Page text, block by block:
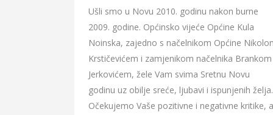
Ušli smo u Novu 2010. godinu nakon burne
2009. godine. Općinsko vijeće Općine Kula
Noinska, zajedno s načelnikom Općine
Krstičevićem i zamjenikom načelnika Brankom
Jerkovićem, žele Vam svima Sretnu Novu
godinu uz obilje sreće, ljubavi i ispunjenih želja.
Očekujemo Vaše pozitivne i negativne kritike, a